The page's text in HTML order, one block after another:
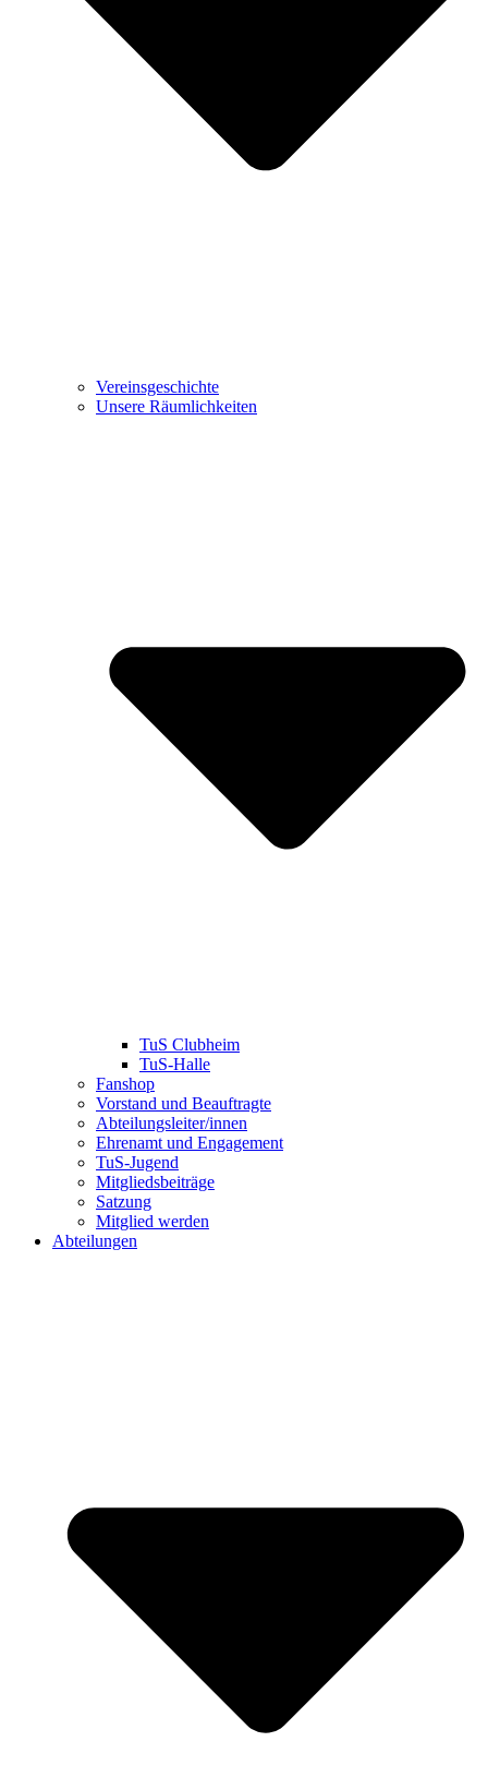
Vereinsgeschichte
Unsere Räumlichkeiten
TuS Clubheim
TuS-Halle
Fanshop
Vorstand und Beauftragte
Abteilungsleiter/innen
Ehrenamt und Engagement
TuS-Jugend
Mitgliedsbeiträge
Satzung
Mitglied werden
Abteilungen